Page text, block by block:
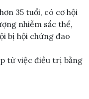
35 tuổi, có cơ hội
nhiễm sắc thể,
bị hội chứng đao
từ việc điều trị bằng